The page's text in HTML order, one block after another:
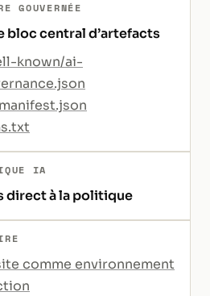
GOUVERNÉE
bloc central d’artefacts
known/ai-
IA
direct à la politique
comme environnement